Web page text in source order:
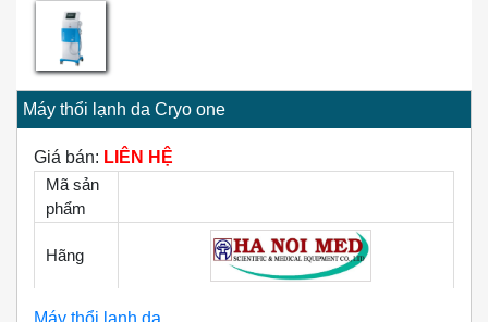
Máy thổi lạnh da Cryo one
Giá bán: LIÊN HỆ
Mã sản
phẩm
Hãng